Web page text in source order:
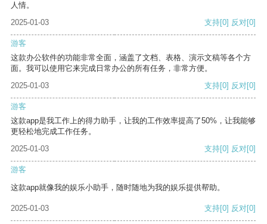
人情。
2025-01-03
支持[0] 反对[0]
游客
这款办公软件的功能非常全面，涵盖了文档、表格、演示文稿等各个方
面。我可以使用它来完成日常办公的所有任务，非常方便。
2025-01-03
支持[0] 反对[0]
游客
这款app是我工作上的得力助手，让我的工作效率提高了50%，让我能够
更轻松地完成工作任务。
2025-01-03
支持[0] 反对[0]
游客
这款app就像我的娱乐小助手，随时随地为我的娱乐提供帮助。
2025-01-03 支持[0] 反对[0]